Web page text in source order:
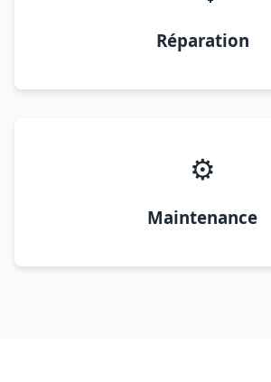
Réparation
⚙️
Maintenance